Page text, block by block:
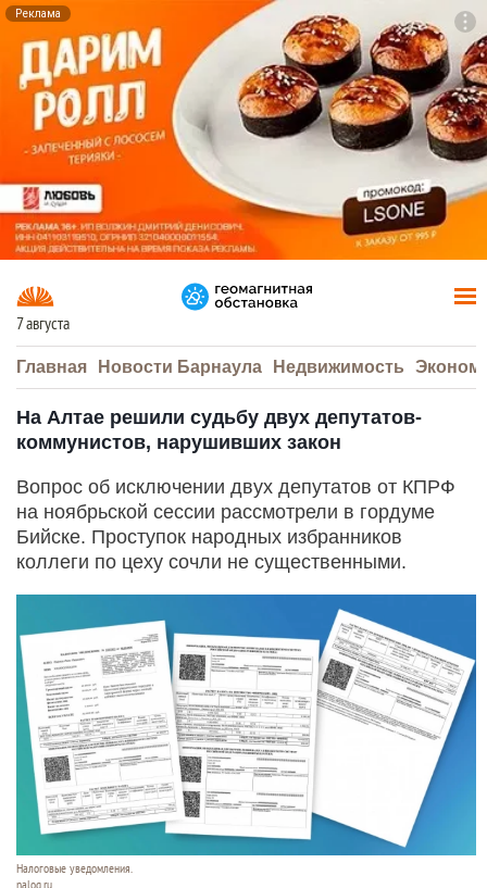
Реклама
7 августа
Главная Новости Барнаула Недвижимость
На Алтае решили судьбу двух депутатов-
коммунистов, нарушивших закон
Вопрос об исключении двух депутатов от КПРФ
на ноябрьской сессии рассмотрели в гордуме
Бийске. Проступок народных избранников
коллеги по цеху сочли не существенными.
Налоговые уведомления.
nalog.ru